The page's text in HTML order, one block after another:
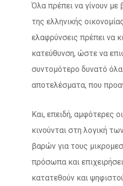
Όλα πρέπει να γίνουν
της ελληνικής
ελαφρύνσεις πρέπει να
κατεύθυνση, ώστε να
συντομότερο δυνατό
αποτελέσματα, που
Και, επειδή, αμφότερες
κινούνται στη λογική
βαρών για τους
πρόσωπα και
κατατεθούν και